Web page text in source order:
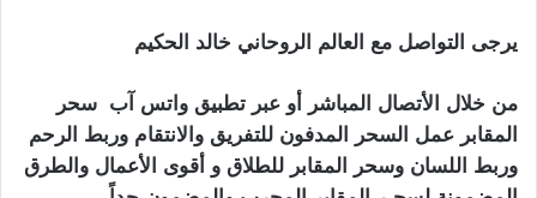
يرجى التواصل مع العالم الروحاني خالد الحكيم
من خلال الأتصال المباشر أو عبر تطبيق واتس آب سحر
المقابر عمل السحر المدفون للتفريق والانتقام وربط الرحم
وربط اللسان وسحر المقابر للطلاق و أقوى الأعمال والطرق